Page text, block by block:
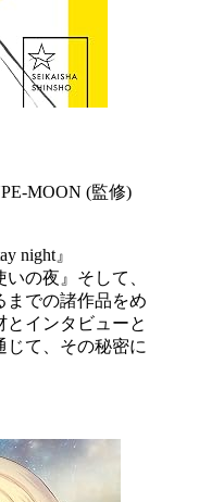
MOON (監修)
night』
いの夜』そして、
までの諸作品をめ
とインタビューと
じて、その秘密に